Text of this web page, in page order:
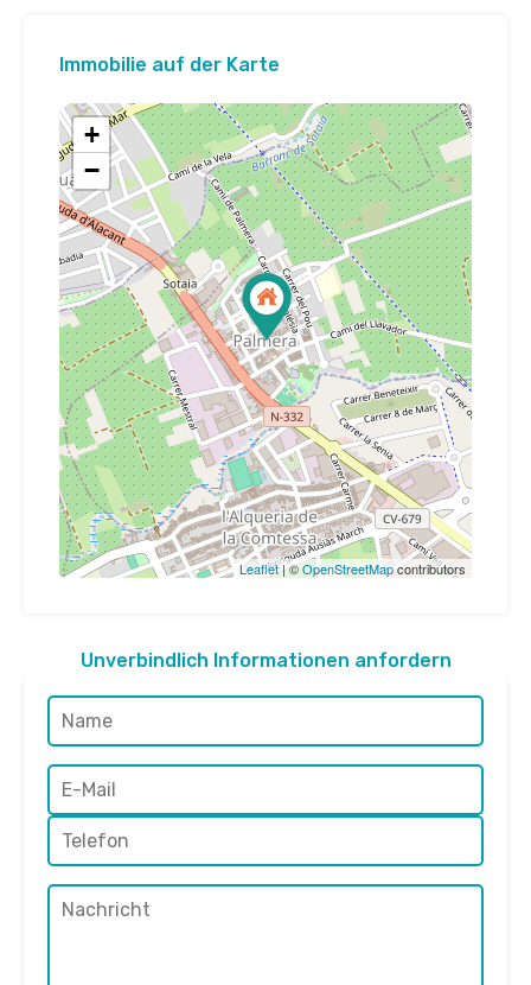
Immobilie auf der Karte
+
−
Leaflet| ©OpenStreetMapcontributors
Unverbindlich Informationen anfordern